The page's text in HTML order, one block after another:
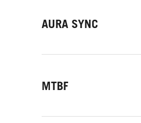
AURA SYNC
MTBF